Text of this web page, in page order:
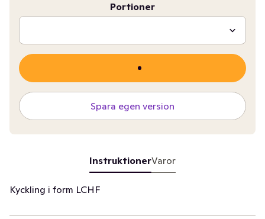
Portioner
Spara egen version
InstruktionerVaror
Kyckling i form LCHF